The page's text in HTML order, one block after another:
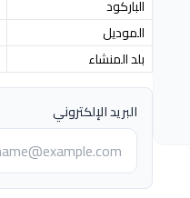
الباركود
الموديل
بلد المنشاء
البريد الإلكتروني